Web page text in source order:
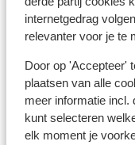
internetgedrag
relevanter voor je te
Door op 'Accepteer'
plaatsen van alle
meer informatie incl.
kunt selecteren
elk moment je
Skimateriaal
Andere
Massif